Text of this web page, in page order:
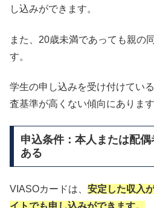
し込みができます。
また、20歳未満であっても親の
す。
学生の申し込みを受け付けてい
査基準が高くない傾向にあります
申込条件：本人または配
ある
VIASOカードは、 安定した収入
イトでも申し込みができます。